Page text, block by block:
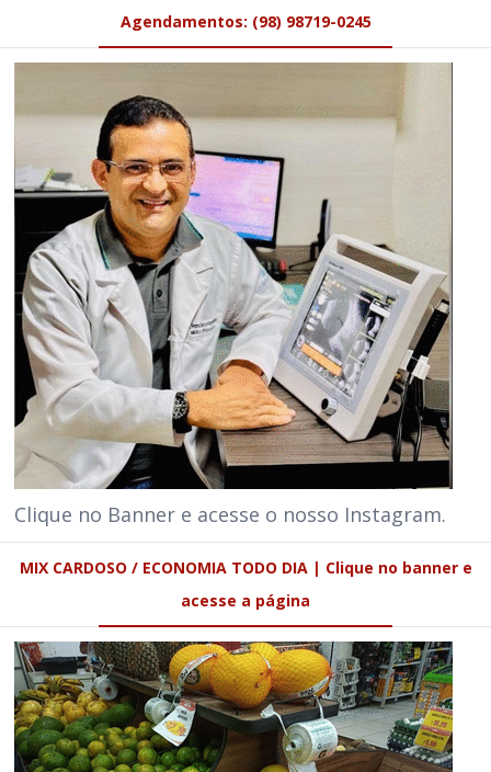
Agendamentos: (98) 98719-0245
Clique no Banner e acesse o nosso Instagram.
MIX CARDOSO / ECONOMIA TODO DIA | Clique no banner e
acesse a página